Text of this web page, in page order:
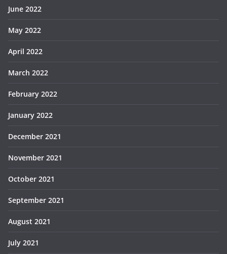
June 2022
May 2022
April 2022
March 2022
February 2022
January 2022
December 2021
November 2021
October 2021
September 2021
August 2021
July 2021